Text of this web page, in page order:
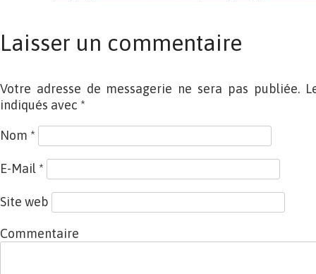
Laisser un commentaire
Votre adresse de messagerie ne sera pas publiée.
indiqués avec *
Nom *
E-Mail *
Site web
Commentaire